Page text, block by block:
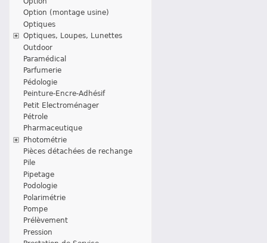
Option (montage usine)
Optiques
Optiques, Loupes, Lunettes
Outdoor
Paramédical
Parfumerie
Pédologie
Peinture-Encre-Adhésif
Petit Electroménager
Pétrole
Pharmaceutique
Photométrie
Pièces détachées de rechange
Pile
Pipetage
Podologie
Polarimétrie
Pompe
Prélèvement
Pression